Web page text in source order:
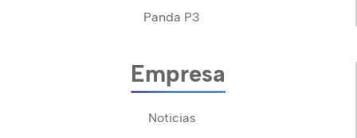
Panda P3
Empresa
Noticias